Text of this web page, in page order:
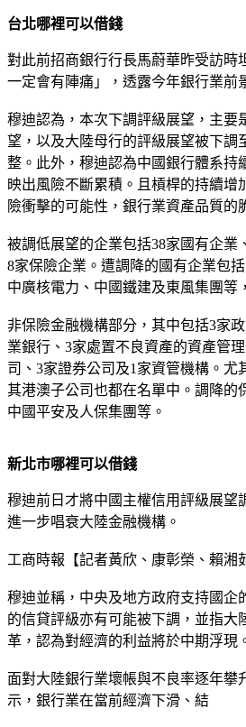
台北哪裡可以借錢
對此前招商銀行行長馬蔚華昨受訪時
一定會有陣痛」，透露今年銀行業前
穆迪認為，本次下調評級展望，主要
望，以及大陸母行的評級展望被下調
整。此外，穆迪認為中國銀行體系持
映出風險不斷累積。且槓桿的持續增
險衝擊的可能性，銀行業資產品質的
被調低展望的企業包括38家國有企業
8家保險企業。遭調降的國有企業包
中廣核電力、中國鐵建及東風集團等
非保險金融機構部分，其中包括3家
業銀行、3家處置不良資產的資產管
司、3家證券公司及1家資管機構。尤
其港澳子公司也都在名單中。調降的
中國平安及人保集團等。
新北市哪裡可以借錢
穆迪前日才將中國主權信用評級展望
進一步唱衰大陸金融機構。
工商時報【記者黃欣、康彰榮、賴湘
穆迪並稱，中央及地方政府支持國企
的信貸評級亦有可能被下調，並指大
革，認為對經濟的利益將於中期浮現
面對大陸銀行業壞帳與不良率逐年攀
示，銀行業在當前經濟下滑、結